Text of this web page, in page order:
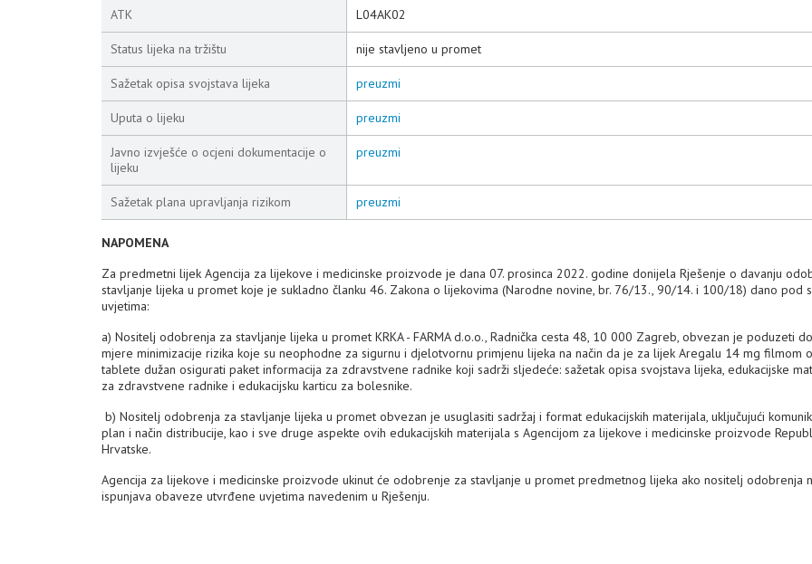
ATK L04AK02
Status lijeka na tržištu nije stavljeno u promet
Sažetak opisa svojstava lijeka preuzmi
Uputa o lijeku preuzmi
Javno izvješće o ocjeni dokumentacije o
lijeku
preuzmi
Sažetak plana upravljanja rizikom preuzmi
NAPOMENA
Za predmetni lijek Agencija za lijekove i medicinske proizvode je dana 07. prosinca 2022. godine donijela Rješenje o davanju
stavljanje lijeka u promet koje je sukladno članku 46. Zakona o lijekovima (Narodne novine, br. 76/13., 90/14. i 100/18) dano pod
uvjetima:
a) Nositelj odobrenja za stavljanje lijeka u promet KRKA - FARMA d.o.o., Radnička cesta 48, 10 000 Zagreb, obvezan je poduzeti
mjere minimizacije rizika koje su neophodne za sigurnu i djelotvornu primjenu lijeka na način da je za lijek Aregalu 14 mg filmom
tablete dužan osigurati paket informacija za zdravstvene radnike koji sadrži sljedeće: sažetak opisa svojstava lijeka, edukacijske
za zdravstvene radnike i edukacijsku karticu za bolesnike.
b) Nositelj odobrenja za stavljanje lijeka u promet obvezan je usuglasiti sadržaj i format edukacijskih materijala, uključujući
plan i način distribucije, kao i sve druge aspekte ovih edukacijskih materijala s Agencijom za lijekove i medicinske proizvode
Hrvatske.
Agencija za lijekove i medicinske proizvode ukinut će odobrenje za stavljanje u promet predmetnog lijeka ako nositelj odobrenja
ispunjava obaveze utvrđene uvjetima navedenim u Rješenju.